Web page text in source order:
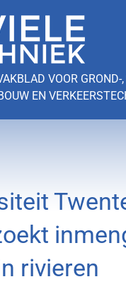
VOOR GROND-,
EN
rivieren